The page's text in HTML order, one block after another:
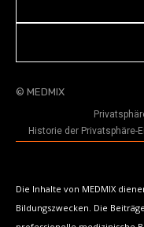
© MEDMIX
Historie der Privatsphäre-
Die Inhalte von MEDMIX
Bildungszwecken. Die